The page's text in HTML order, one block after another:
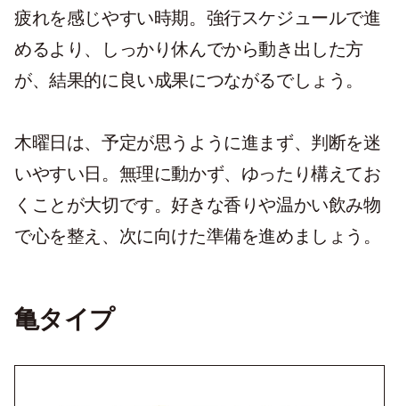
疲れを感じやすい時期。強行スケジュールで進
めるより、しっかり休んでから動き出した方
が、結果的に良い成果につながるでしょう。
木曜日は、予定が思うように進まず、判断を迷
いやすい日。無理に動かず、ゆったり構えてお
くことが大切です。好きな香りや温かい飲み物
で心を整え、次に向けた準備を進めましょう。
亀タイプ